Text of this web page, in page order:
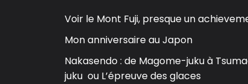
Voir le Mont Fuji, presque un
Mon anniversaire au Japon
Nakasendo : de Magome-juku à
juku ou L’épreuve des glaces